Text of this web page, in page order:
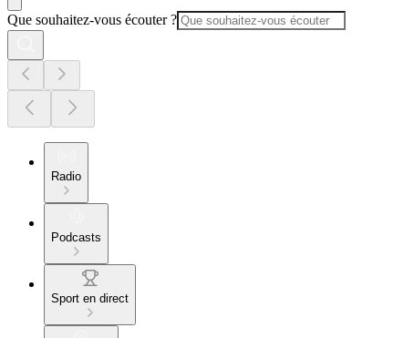
Que souhaitez-vous écouter ?
Radio
Podcasts
Sport en direct